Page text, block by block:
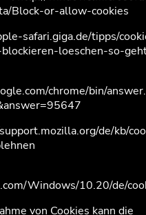
Block-or-allow-cookies
safari.giga.de/tipps/
loeschen-so-
chrome/bin/
de/kb/
Windows/10.20/de/
von Cookies kann die